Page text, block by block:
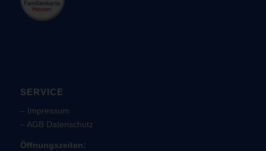
SERVICE
– Impressum
– AGB Datenschutz
Öffnungszeiten: